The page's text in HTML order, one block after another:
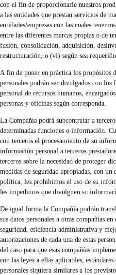
con el fin de proporcionarle nuestros
a las entidades que prestan servicios de
entidades/empresas con las cuales
entre las diferentes marcas propias o de
fusión, consolidación, adquisición,
restructuración, o (vi) según sea
A fin de poner en práctica los propósitos
personales podrán ser divulgados con los
personal de recursos humanos,
personas y oficinas según corresponda.
La Compañía podrá subcontratar a
determinadas funciones o información.
con terceros el procesamiento de su
información personal a terceros
terceros sobre la necesidad de proteger
medidas de seguridad apropiadas, con
política, les prohibimos el uso de su
les impedimos que divulguen su
De igual forma la Compañía podrán
sus datos personales a otras compañías
seguridad, eficiencia administrativa y
autorizaciones de cada una de estas
del caso para que esas compañías
con las leyes a ellas aplicables,
personales siquiera similares a los